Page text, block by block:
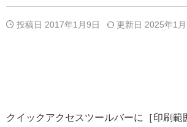
投稿日 2017年1月9日 更新日 2025年1
クイックアクセスツールバーに［印刷範